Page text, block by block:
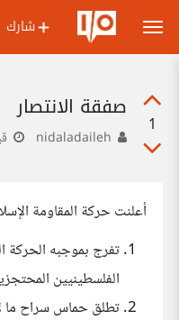
شارك
1
صفقة الانتصار
أعلنت حركة المقاومة
تفرج بموجبه الحركة
الفلسطينيين